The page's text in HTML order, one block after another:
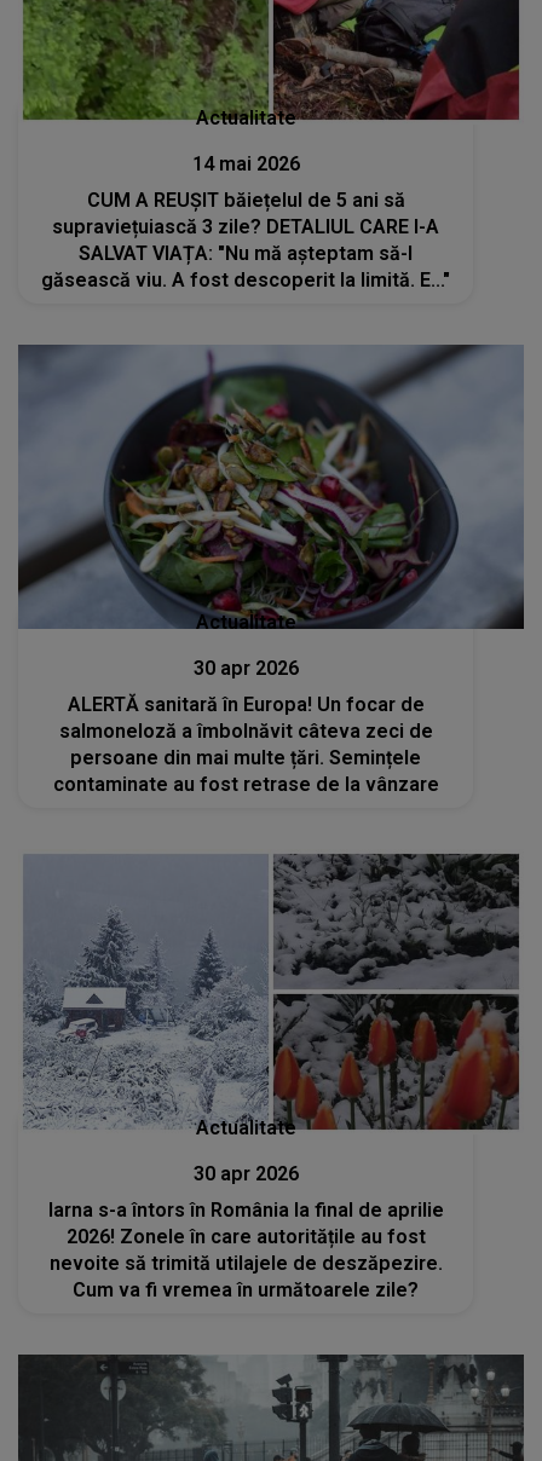
Actualitate
14 mai 2026
CUM A REUȘIT băiețelul de 5 ani să
supraviețuiască 3 zile? DETALIUL CARE I-A
SALVAT VIAȚA: "Nu mă așteptam să-l
găsească viu. A fost descoperit la limită. E..."
Actualitate
30 apr 2026
ALERTĂ sanitară în Europa! Un focar de
salmoneloză a îmbolnăvit câteva zeci de
persoane din mai multe țări. Semințele
contaminate au fost retrase de la vânzare
Actualitate
30 apr 2026
Iarna s-a întors în România la final de aprilie
2026! Zonele în care autoritățile au fost
nevoite să trimită utilajele de deszăpezire.
Cum va fi vremea în următoarele zile?